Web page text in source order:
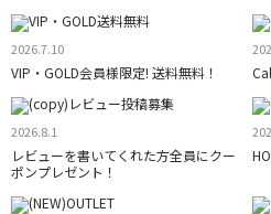
2026.7.10
VIP・GOLD会員様限定! 送料無料！
2026.8.1
レビューを書いてくれた方全員にクー
ポンプレゼント！